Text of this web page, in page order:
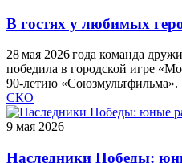
В гостях у любимых
28 мая 2026 года команда
победила в городской игре
90‑летию «Союзмультфильма».
СКО
9 мая 2026
Наследники Победы: